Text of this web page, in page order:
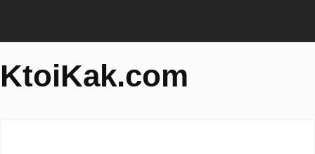
KtoiKak.com